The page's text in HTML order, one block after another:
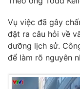
THỜI BÁO VTV
Theo dõi báo trên
Vụ việc đã gây
đặt ra câu hỏi về
dưỡng lịch sử.
để làm rõ nguyên